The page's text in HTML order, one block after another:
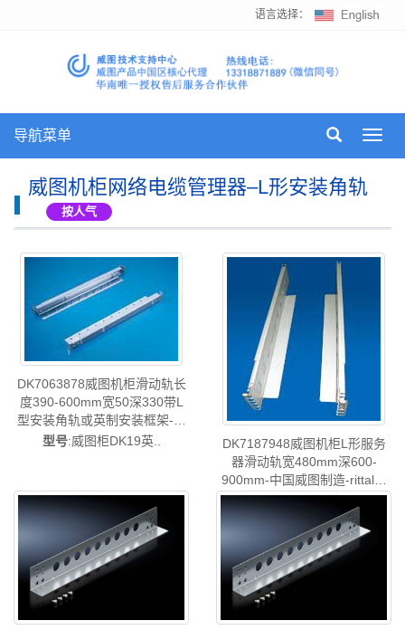
语言选择：
导航菜单
威图机柜网络电缆管理器–L形安装角轨
按人气
DK7063878威图机柜滑动轨长
度390-600mm宽50深330带L
型安装角轨或英制安装框架-中
国威图制造-rittal威图机柜威图
DK7063.878
型号:威图柜DK19英..
DK7187948威图机柜L形服务
器滑动轨宽480mm深600-
900mm-中国威图制造-rittal威
图机柜威图空调维修威图电柜
威图风扇威图PDU威图配件威
图售后DK7187.948
型号